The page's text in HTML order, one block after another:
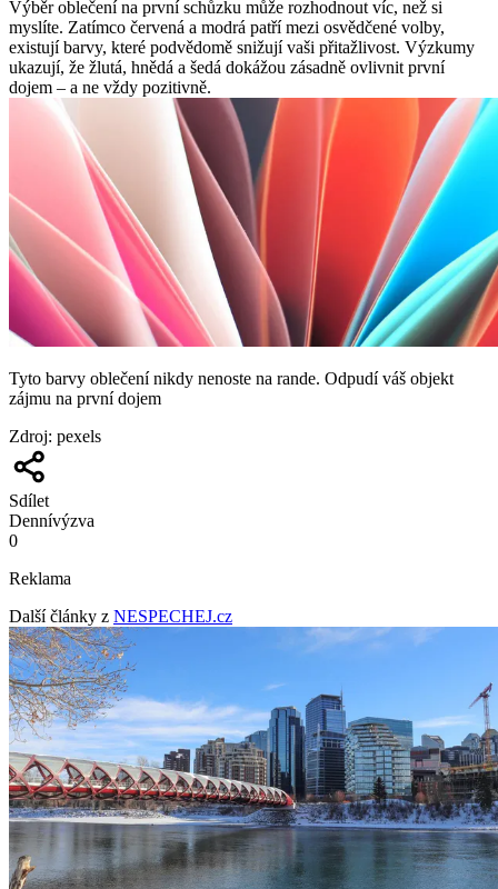
Výběr oblečení na první schůzku může rozhodnout víc, než si
myslíte. Zatímco červená a modrá patří mezi osvědčené volby,
existují barvy, které podvědomě snižují vaši přitažlivost. Výzkumy
ukazují, že žlutá, hnědá a šedá dokážou zásadně ovlivnit první
dojem – a ne vždy pozitivně.
Tyto barvy oblečení nikdy nenoste na rande. Odpudí váš objekt
zájmu na první dojem
Zdroj: pexels
Sdílet
Dennívýzva
0
Reklama
Další články z NESPECHEJ.cz